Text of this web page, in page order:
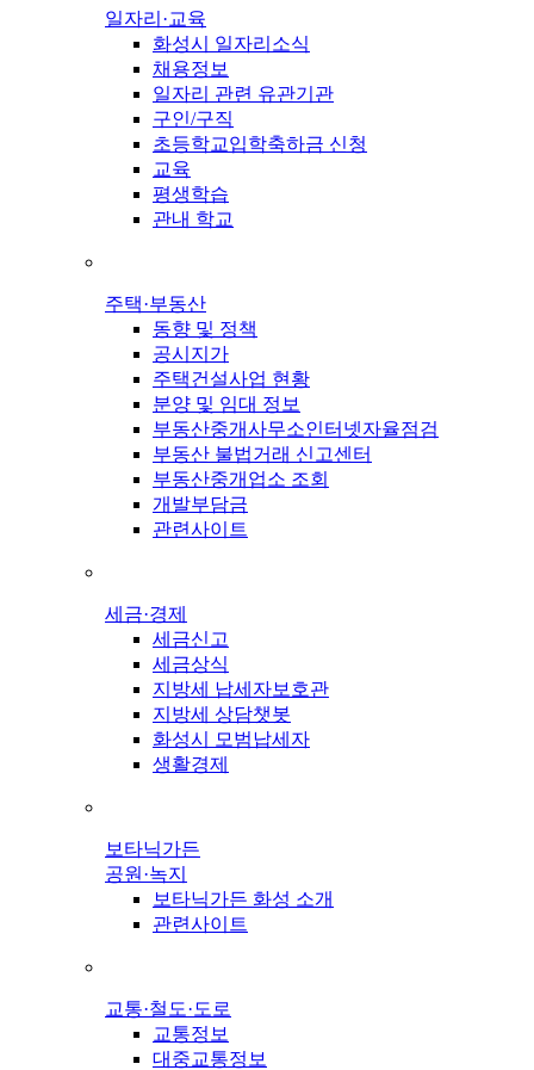
일자리·교육
화성시 일자리소식
채용정보
일자리 관련 유관기관
구인/구직
초등학교입학축하금 신청
교육
평생학습
관내 학교
주택·부동산
동향 및 정책
공시지가
주택건설사업 현황
분양 및 임대 정보
부동산중개사무소인터넷자율점검
부동산 불법거래 신고센터
부동산중개업소 조회
개발부담금
관련사이트
세금·경제
세금신고
세금상식
지방세 납세자보호관
지방세 상담챗봇
화성시 모범납세자
생활경제
보타닉가든
공원·녹지
보타닉가든 화성 소개
관련사이트
교통·철도·도로
교통정보
대중교통정보